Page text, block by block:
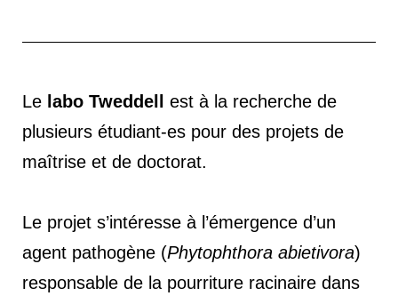
Le labo Tweddell est à la recherche de
plusieurs étudiant-es pour des projets de
maîtrise et de doctorat.
Le projet s’intéresse à l’émergence d’un
agent pathogène (Phytophthora abietivora)
responsable de la pourriture racinaire dans